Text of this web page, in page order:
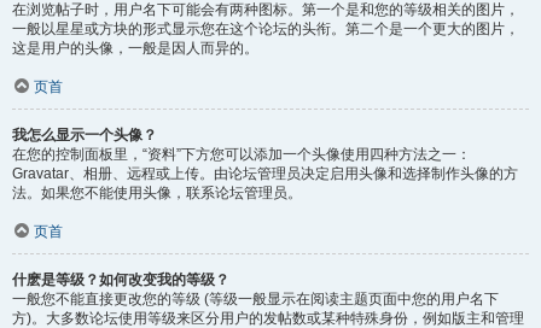
在浏览帖子时，用户名下可能会有两种图标。第一个是和您的等级相关的图片，
一般以星星或方块的形式显示您在这个论坛的头衔。第二个是一个更大的图片，
这是用户的头像，一般是因人而异的。
页首
我怎么显示一个头像？
在您的控制面板里，“资料”下方您可以添加一个头像使用四种方法之一：
Gravatar、相册、远程或上传。由论坛管理员决定启用头像和选择制作头像的方
法。如果您不能使用头像，联系论坛管理员。
页首
什麽是等级？如何改变我的等级？
一般您不能直接更改您的等级 (等级一般显示在阅读主题页面中您的用户名下
方)。大多数论坛使用等级来区分用户的发帖数或某种特殊身份，例如版主和管理